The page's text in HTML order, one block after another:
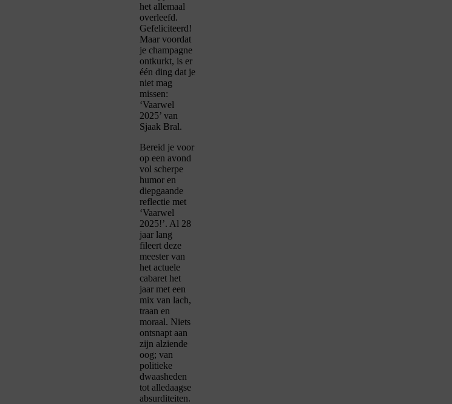
het allemaal
overleefd.
Gefeliciteerd!
Maar voordat
je champagne
ontkurkt, is er
één ding dat je
niet mag
missen:
‘Vaarwel
2025’ van
Sjaak Bral.
Bereid je voor
op een avond
vol scherpe
humor en
diepgaande
reflectie met
‘Vaarwel
2025!’. Al 28
jaar lang
fileert deze
meester van
het actuele
cabaret het
jaar met een
mix van lach,
traan en
moraal. Niets
ontsnapt aan
zijn alziende
oog; van
politieke
dwaasheden
tot alledaagse
absurditeiten.